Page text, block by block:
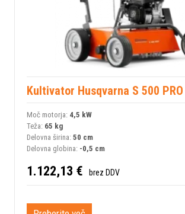
Kultivator Husqvarna S 500 PRO
Moč motorja: 4,5 kW
Teža: 65 kg
Delovna širina: 50 cm
Delovna globina: -0,5 cm
1.122,13 € brez DDV